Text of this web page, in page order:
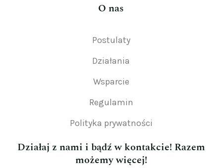
O nas
Postulaty
Działania
Wsparcie
Regulamin
Polityka prywatności
Działaj z nami i bądź w kontakcie! Razem
możemy więcej!